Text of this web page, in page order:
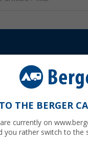
Extintor 1 kg Petex
THE BERGER
currently on
you rather switch to the